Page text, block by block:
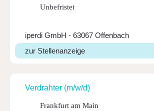
Unbefristet
iperdi GmbH - 63067 Offenbach
zur Stellenanzeige
Verdrahter (m/w/d)
Frankfurt am Main